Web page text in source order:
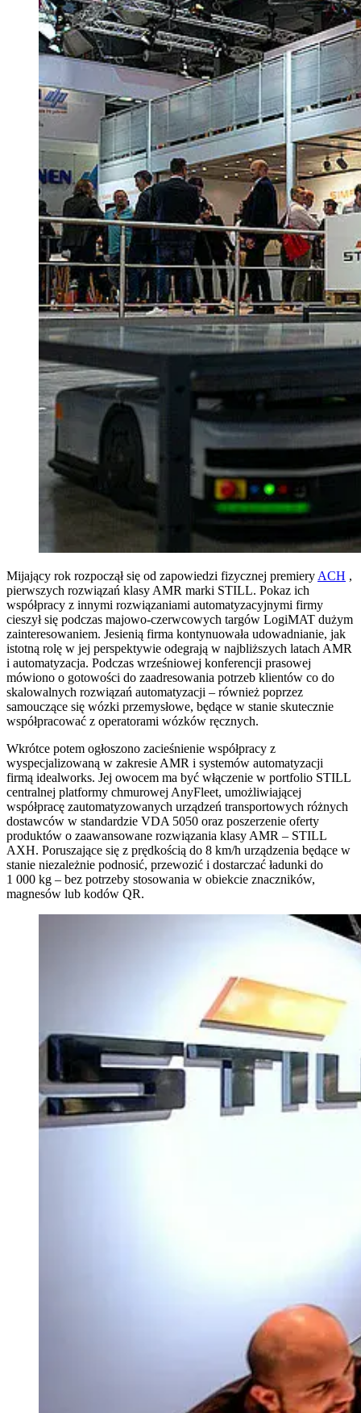
Mijający rok rozpoczął się od zapowiedzi fizycznej premiery ACH ,
pierwszych rozwiązań klasy AMR marki STILL. Pokaz ich
współpracy z innymi rozwiązaniami automatyzacyjnymi firmy
cieszył się podczas majowo-czerwcowych targów LogiMAT dużym
zainteresowaniem. Jesienią firma kontynuowała udowadnianie, jak
istotną rolę w jej perspektywie odegrają w najbliższych latach AMR
i automatyzacja. Podczas wrześniowej konferencji prasowej
mówiono o gotowości do zaadresowania potrzeb klientów co do
skalowalnych rozwiązań automatyzacji – również poprzez
samouczące się wózki przemysłowe, będące w stanie skutecznie
współpracować z operatorami wózków ręcznych.
Wkrótce potem ogłoszono zacieśnienie współpracy z
wyspecjalizowaną w zakresie AMR i systemów automatyzacji
firmą idealworks. Jej owocem ma być włączenie w portfolio STILL
centralnej platformy chmurowej AnyFleet, umożliwiającej
współpracę zautomatyzowanych urządzeń transportowych różnych
dostawców w standardzie VDA 5050 oraz poszerzenie oferty
produktów o zaawansowane rozwiązania klasy AMR – STILL
AXH. Poruszające się z prędkością do 8 km/h urządzenia będące w
stanie niezależnie podnosić, przewozić i dostarczać ładunki do
1 000 kg – bez potrzeby stosowania w obiekcie znaczników,
magnesów lub kodów QR.